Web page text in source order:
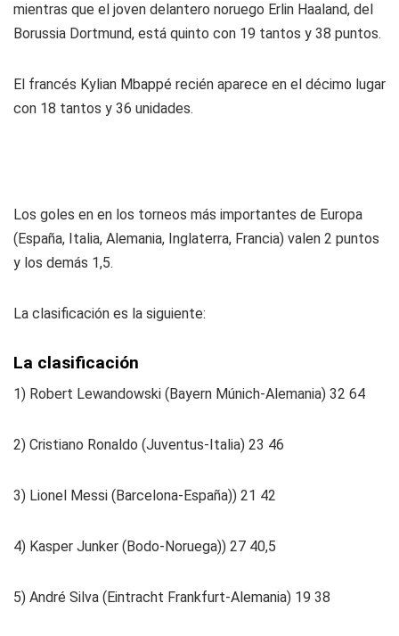
mientras que el joven delantero noruego Erlin Haaland, del
Borussia Dortmund, está quinto con 19 tantos y 38 puntos.
El francés Kylian Mbappé recién aparece en el décimo lugar
con 18 tantos y 36 unidades.
Los goles en en los torneos más importantes de Europa
(España, Italia, Alemania, Inglaterra, Francia) valen 2 puntos
y los demás 1,5.
La clasificación es la siguiente:
La clasificación
1) Robert Lewandowski (Bayern Múnich-Alemania) 32 64
2) Cristiano Ronaldo (Juventus-Italia) 23 46
3) Lionel Messi (Barcelona-España)) 21 42
4) Kasper Junker (Bodo-Noruega)) 27 40,5
5) André Silva (Eintracht Frankfurt-Alemania) 19 38